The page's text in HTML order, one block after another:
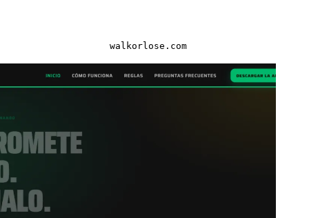
walkorlose.com